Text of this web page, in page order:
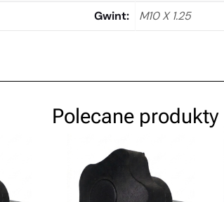
Gwint
M10 X 1.25
Polecane produkty